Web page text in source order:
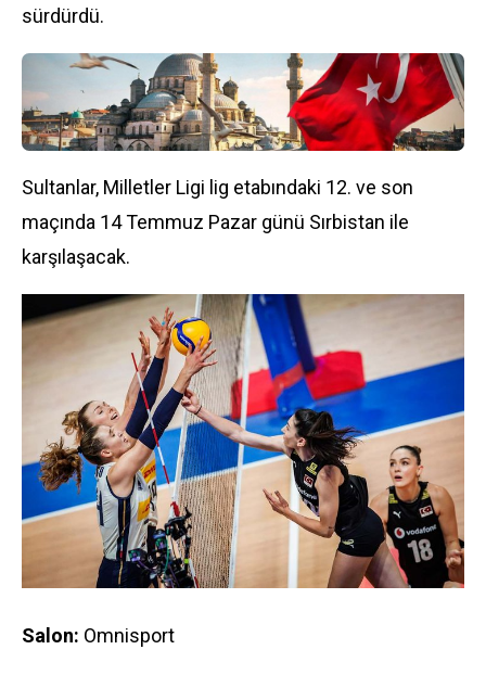
sürdürdü.
Sultanlar, Milletler Ligi lig etabındaki 12. ve son
maçında 14 Temmuz Pazar günü Sırbistan ile
karşılaşacak.
Salon: Omnisport